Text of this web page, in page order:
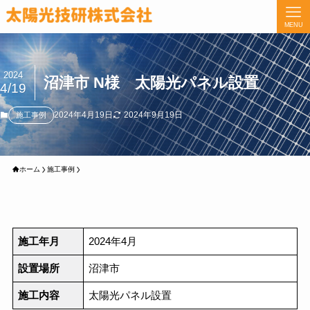
MENU
沼津市 N様 太陽光パネル設置
2024
4/19
施工事例 2024年4月19日 2024年9月19日
ホーム 施工事例
施工年月 2024年4月
設置場所 沼津市
施工内容 太陽光パネル設置